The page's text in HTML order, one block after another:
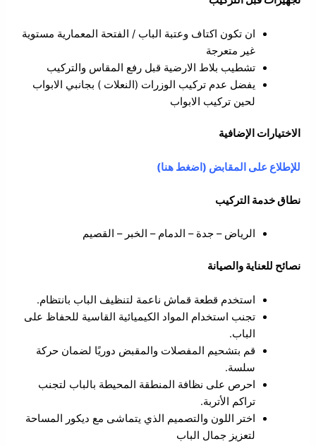
ان تكون اكتاف وعتبة الباب / الفتحة المعمارية مستوية
غير متعرجة
تشطيب بلاط الارضية قبل رفع المقاس والتركيب
يفضل عدم تركيب الوزرات (النعلات ) بجانبي الابواب
لحين تركيب الابواب
الاختيارات الإضافية
للإطلاع على المقابض (اضغط هنا)
نطاق خدمة التركيب
الرياض – جدة – الدمام – الخبر – القصيم
نصائح للعناية والصيانة
استخدم قطعة قماش ناعمة لتنظيف الباب بانتظام.
تجنب استخدام المواد الكيميائية القاسية للحفاظ على
الباب.
قم بتشحيم المفصلات والمقبض دوريًا لضمان حركة
سلسة.
احرص على نظافة المنطقة المحيطة بالباب لتجنب
تراكم الأتربة.
اختر اللون والتصميم الذي يتماشى مع ديكور المساحة
لتعزيز جمال الباب